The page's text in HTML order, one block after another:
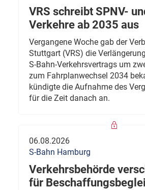
VRS schreibt SPNV-
Verkehre ab 2035 aus
Vergangene Woche gab der
Stuttgart (VRS) die
S-Bahn-Verkehrsvertrags um
zum Fahrplanwechsel 2034
kündigte die Aufnahme des
für die Zeit danach an.
06.08.2026
S-Bahn Hamburg
Verkehrsbehörde
für